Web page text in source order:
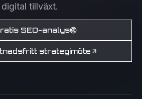
digital tillväxt.
SEO-analys
strategimöte